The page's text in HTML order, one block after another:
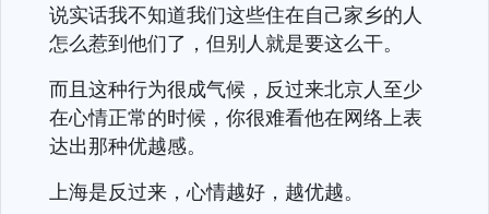
说实话我不知道我们这些住在自己家乡的人
怎么惹到他们了，但别人就是要这么干。
而且这种行为很成气候，反过来北京人至少
在心情正常的时候，你很难看他在网络上表
达出那种优越感。
上海是反过来，心情越好，越优越。